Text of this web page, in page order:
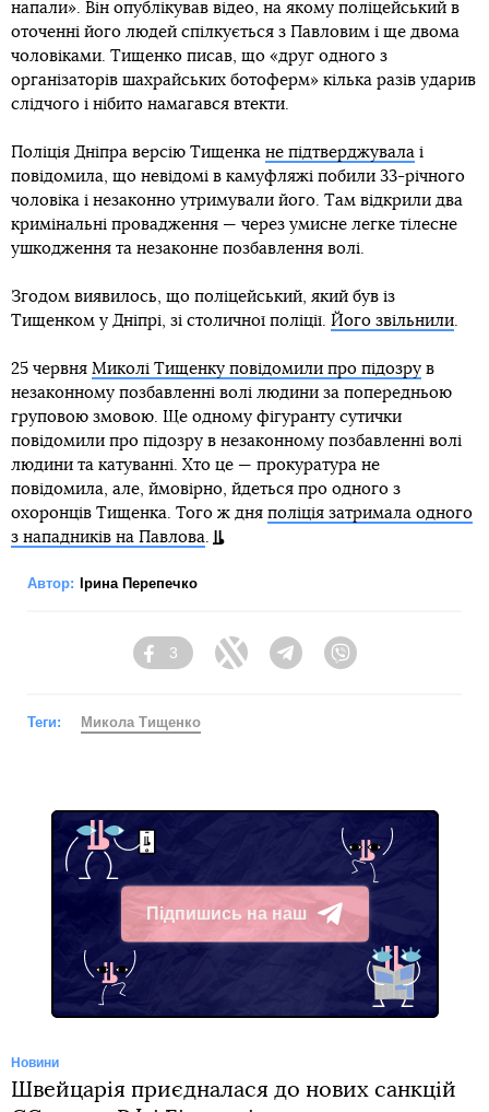
напали». Він опублікував відео, на якому поліцейський в
оточенні його людей спілкується з Павловим і ще двома
чоловіками. Тищенко писав, що «друг одного з
організаторів шахрайських ботоферм» кілька разів ударив
слідчого і нібито намагався втекти.
Поліція Дніпра версію Тищенка не підтверджувала і
повідомила, що невідомі в камуфляжі побили 33-річного
чоловіка і незаконно утримували його. Там відкрили два
кримінальні провадження — через умисне легке тілесне
ушкодження та незаконне позбавлення волі.
Згодом виявилось, що поліцейський, який був із
Тищенком у Дніпрі, зі столичної поліції. Його звільнили.
25 червня Миколі Тищенку повідомили про підозру в
незаконному позбавленні волі людини за попередньою
груповою змовою. Ще одному фігуранту сутички
повідомили про підозру в незаконному позбавленні волі
людини та катуванні. Хто це — прокуратура не
повідомила, але, ймовірно, йдеться про одного з
охоронців Тищенка. Того ж дня поліція затримала одного
з нападників на Павлова.
Автор: Ірина Перепечко
Facebook
3
Twitter TelegramViber
Теги: Микола Тищенко
Підпишись на наш
Telegram
Новини
Швейцарія приєдналася до нових санкцій